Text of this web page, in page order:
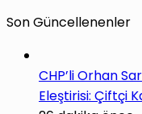
Son Güncellenenler
CHP’li Orhan
Eleştirisi: Çiftçi